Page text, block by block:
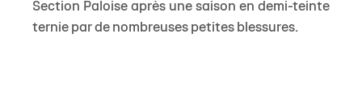
Section Paloise après une saison en demi-teinte
ternie par de nombreuses petites blessures.